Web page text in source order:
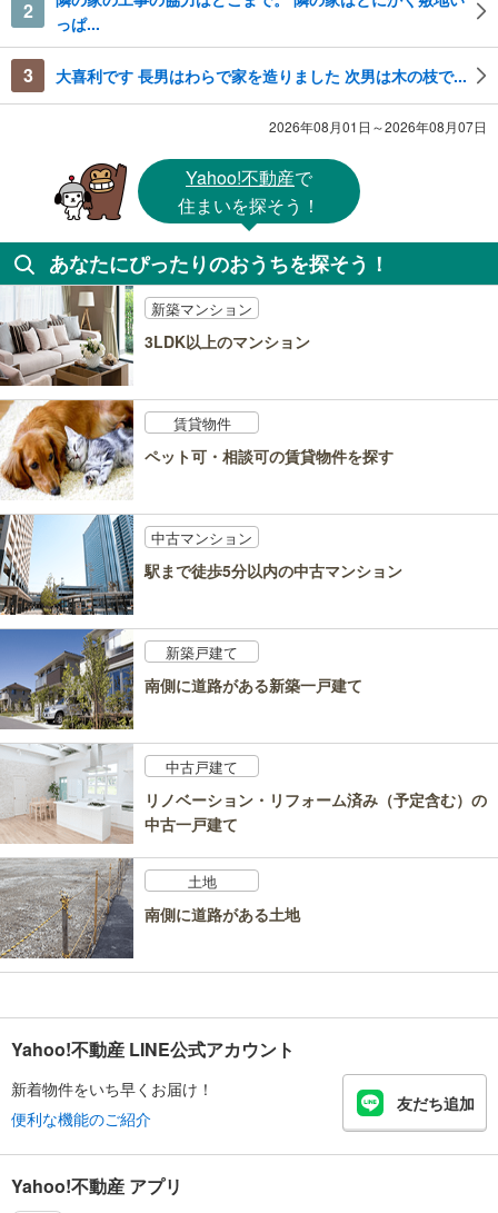
2
っぱ...
3 大喜利です 長男はわらで家を造りました 次男は木の枝で...
2026年08月01日～2026年08月07日
Yahoo!不動産で
住まいを探そう！
あなたにぴったりのおうちを探そう！
新築マンション
3LDK以上のマンション
賃貸物件
ペット可・相談可の賃貸物件を探す
中古マンション
駅まで徒歩5分以内の中古マンション
新築戸建て
南側に道路がある新築一戸建て
中古戸建て
リノベーション・リフォーム済み（予定含む）の
中古一戸建て
土地
南側に道路がある土地
Yahoo!不動産 LINE公式アカウント
新着物件をいち早くお届け！
便利な機能のご紹介
友だち追加
Yahoo!不動産 アプリ